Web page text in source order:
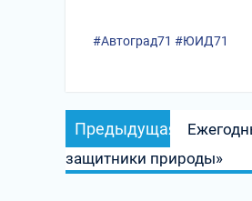
#Автоград71 #ЮИД71
Навигация
по
записям
Предыдущая
запись:
защитники природы»